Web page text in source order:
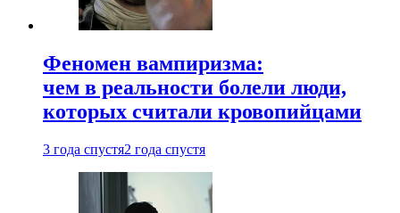
Феномен вампиризма:
чем в реальности болели люди,
которых считали кровопийцами
3 года спустя2 года спустя